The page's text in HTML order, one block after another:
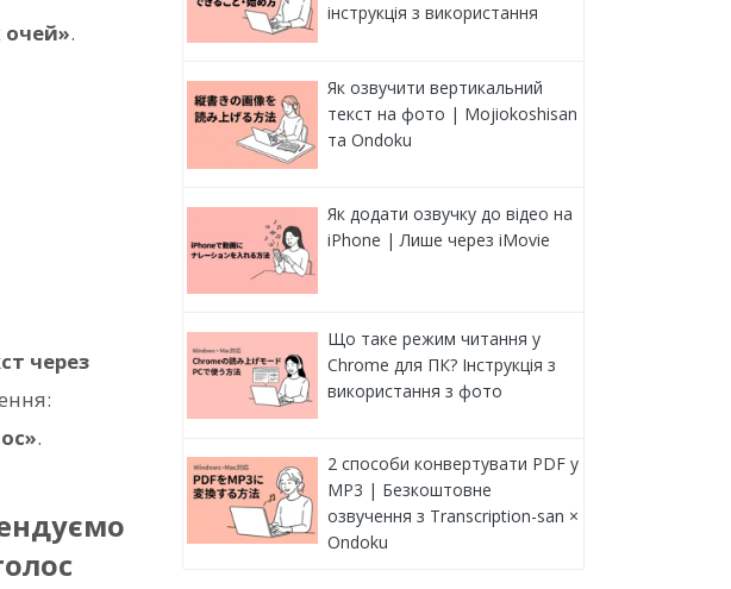
очей».
через
.
інструкція з використання
Як озвучити вертикальний
текст на фото | Mojiokoshisan
та Ondoku
Як додати озвучку до відео на
iPhone | Лише через iMovie
Що таке режим читання у
Chrome для ПК? Інструкція з
використання з фото
2 способи конвертувати PDF у
MP3 | Безкоштовне
озвучення з Transcription-san ×
Ondoku